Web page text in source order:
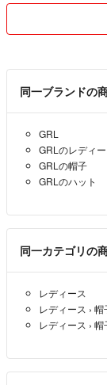
同一ブランドの
GRL
GRLのレディー
GRLの帽子
GRLのハット
同一カテゴリの
レディース
レディース › 帽
レディース › 帽